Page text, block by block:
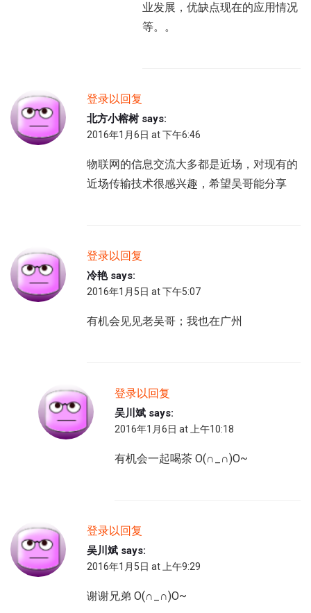
业发展，优缺点现在的应用情况
等。。
登录以回复
北方小榕树 says:
2016年1月6日 at 下午6:46
物联网的信息交流大多都是近场，对现有的
近场传输技术很感兴趣，希望吴哥能分享
登录以回复
冷艳 says:
2016年1月5日 at 下午5:07
有机会见见老吴哥；我也在广州
登录以回复
吴川斌 says:
2016年1月6日 at 上午10:18
有机会一起喝茶 O(∩_∩)O~
登录以回复
吴川斌 says:
2016年1月5日 at 上午9:29
谢谢兄弟 O(∩_∩)O~